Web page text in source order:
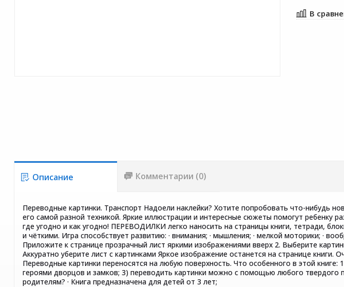
Описание Комментарии (0)
Переводные картинки. Транспорт Надоели наклейки? Хотите попробовать что-
его самой разной техникой. Яркие иллюстрации и интересные сюжеты помогут
где угодно и как угодно! ПЕРЕВОДИЛКИ легко наносить на страницы книги, тетради,
и чёткими. Игра способствует развитию: · внимания; · мышления; · мелкой моторики;
Приложите к странице прозрачный лист яркими изображениями вверх 2. Выберите
Аккуратно уберите лист с картинками Яркое изображение останется на странице книги.
Переводные картинки переносятся на любую поверхность. Что особенного в этой
героями дворцов и замков; 3) переводить картинки можно с помощью любого
родителям? · Книга предназначена для детей от 3 лет;